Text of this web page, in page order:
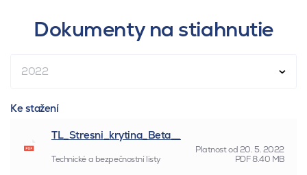
Dokumenty na stiahnutie
2022
Ke stažení
TL_Stresni_krytina_Beta__
Platnost od20. 5. 2022
Technické a bezpečnostní listy
PDF8.40 MB